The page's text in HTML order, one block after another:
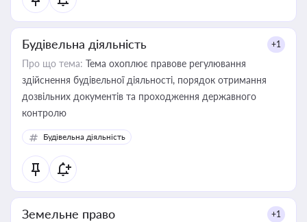
Будівельна діяльність +1
Про що тема: Тема охоплює правове регулювання
здійснення будівельної діяльності, порядок отримання
дозвільних документів та проходження державного
контролю
Будівельна діяльність
Земельне право +1